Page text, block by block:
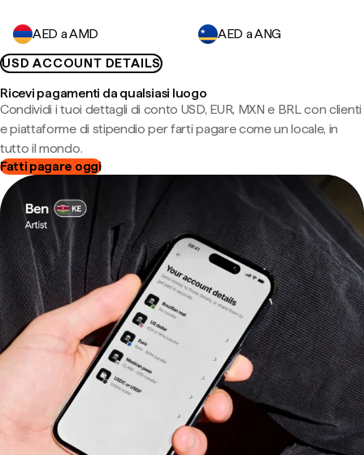
AED a AMD
AED a ANG
USD ACCOUNT DETAILS
Ricevi pagamenti da qualsiasi luogo
Condividi i tuoi dettagli di conto USD, EUR, MXN e BRL con clienti
e piattaforme di stipendio per farti pagare come un locale, in
tutto il mondo.
Fatti pagare oggi